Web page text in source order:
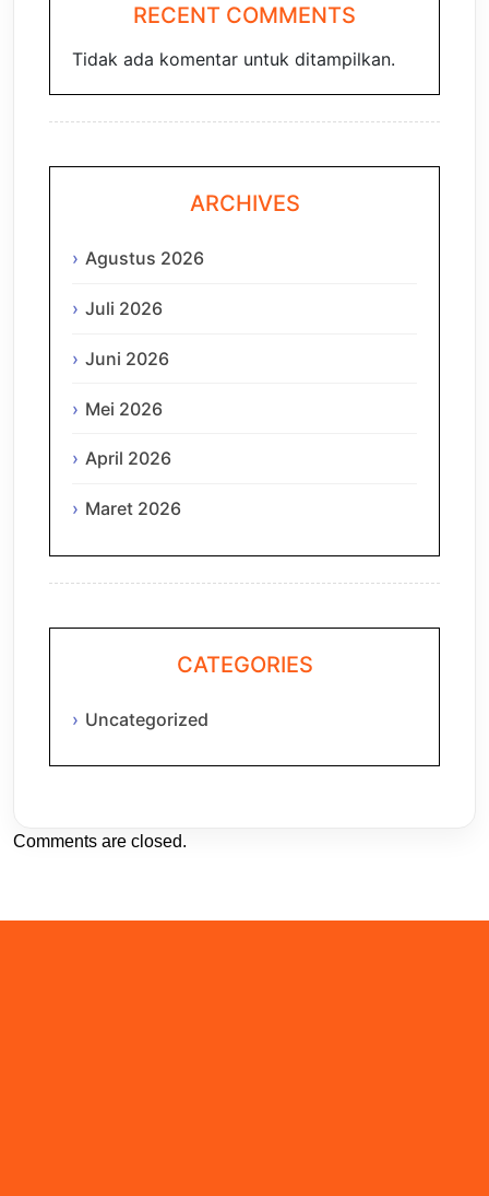
RECENT COMMENTS
Tidak ada komentar untuk ditampilkan.
ARCHIVES
Agustus 2026
Juli 2026
Juni 2026
Mei 2026
April 2026
Maret 2026
CATEGORIES
Uncategorized
Comments are closed.